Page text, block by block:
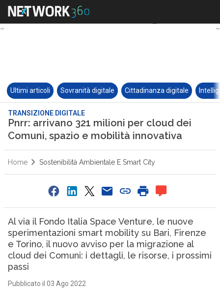
Ultimi articoli Sovranità digitale Cittadinanza digitale
TRANSIZIONE DIGITALE
Pnrr: arrivano 321 milioni per cloud dei
Comuni, spazio e mobilità innovativa
Home Sostenibilità Ambientale E Smart City
Al via il Fondo Italia Space Venture, le nuove
sperimentazioni smart mobility su Bari, Firenze
e Torino, il nuovo avviso per la migrazione al
cloud dei Comuni: i dettagli, le risorse, i prossimi
passi
Pubblicato il 03 Ago 2022